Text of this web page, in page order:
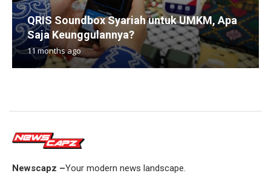
QRIS Soundbox Syariah untuk UMKM, Apa
Saja Keunggulannya?
11 months ago
Newscapz –Your modern news landscape.